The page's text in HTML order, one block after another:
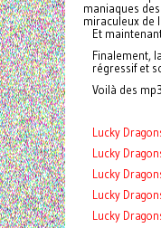
maniaques
miraculeux de
Et
Finalement,
régressif et
Voilà des
Lucky
Lucky
Lucky
Lucky
Lucky